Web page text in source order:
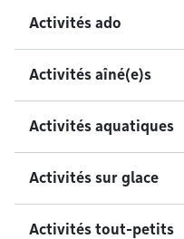
Activités ado
Activités aîné(e)s
Activités aquatiques
Activités sur glace
Activités tout-petits